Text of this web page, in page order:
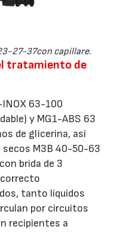
27-37con capillare.
tratamiento de
63-100
y MG1-ABS 63
de glicerina, así
M3B 40-50-63
brida de 3
tanto líquidos
por circuitos
recipientes a